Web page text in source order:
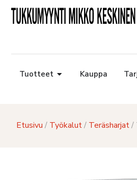
Tuotteet Kauppa
Etusivu / Työkalut/ Teräsharjat/